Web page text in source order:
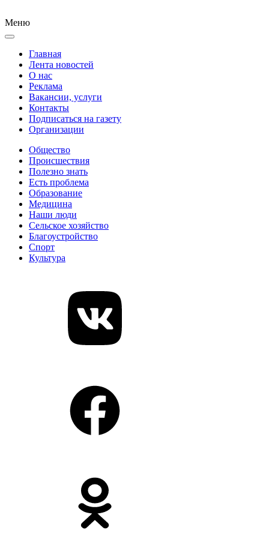
Меню
Главная
Лента новостей
О нас
Реклама
Вакансии, услуги
Контакты
Подписаться на газету
Организации
Общество
Происшествия
Полезно знать
Есть проблема
Образование
Медицина
Наши люди
Сельское хозяйство
Благоустройство
Спорт
Культура